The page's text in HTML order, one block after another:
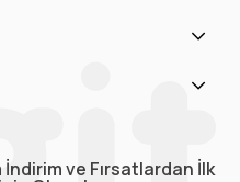
ve Fırsatlardan İlk